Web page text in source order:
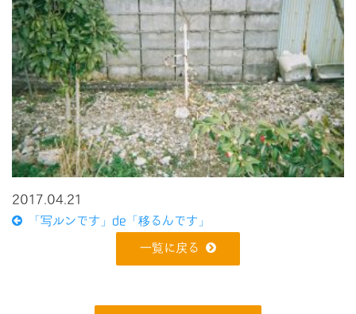
2017.04.21
「写ルンです」de「移るんです」
一覧に戻る